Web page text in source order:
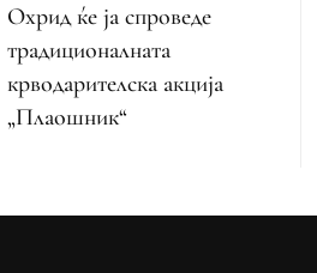
Охрид ќе ја спроведе
традиционалната
крводарителска акција
„Плаошник“